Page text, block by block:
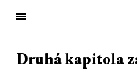
Druhá kapitola